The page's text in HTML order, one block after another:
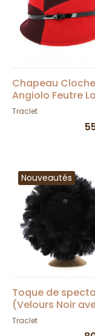
Chapeau Cloche
Angiolo Feutre
Bordeaux/rouge -
Traclet
Nouveautés
Toque de
(Velours Noir
plumes) - Traclet
Traclet